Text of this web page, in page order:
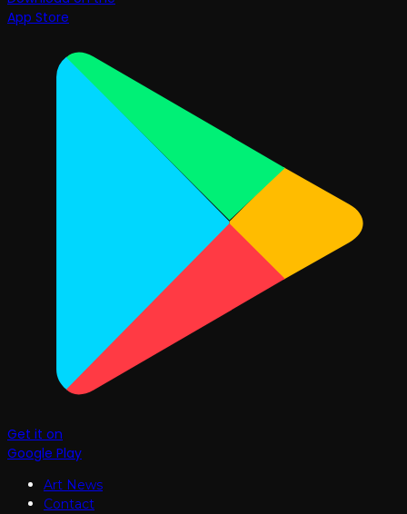
App Store
Get it on
Google Play
Art News
Contact